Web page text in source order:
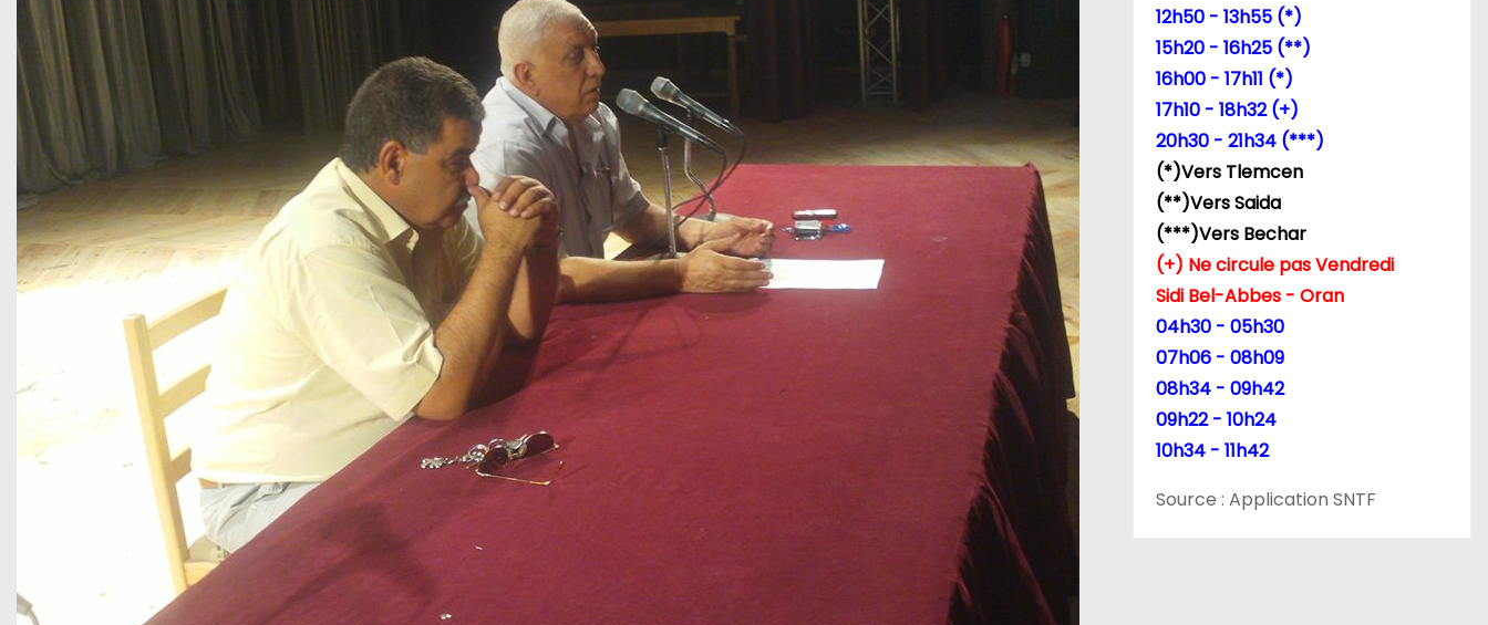
12h50 - 13h55 (*)
15h20 - 16h25 (**)
16h00 - 17h11 (*)
17h10 - 18h32 (+)
20h30 - 21h34 (***)
(*)Vers Tlemcen
(**)Vers Saida
(***)Vers Bechar
(+) Ne circule pas Vendredi
Sidi Bel-Abbes - Oran
04h30 - 05h30
07h06 - 08h09
08h34 - 09h42
09h22 - 10h24
10h34 - 11h42
Source : Application SNTF